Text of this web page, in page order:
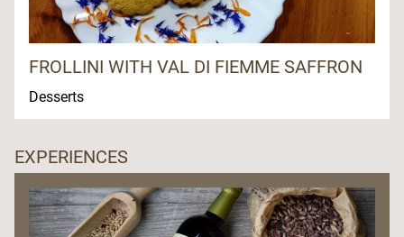
FROLLINI WITH VAL DI FIEMME SAFFRON
Desserts
EXPERIENCES